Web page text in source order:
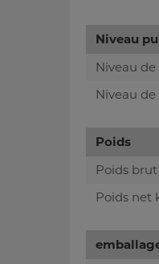
Niveau
Niveau de
Niveau
Poids
Poids
Poids net